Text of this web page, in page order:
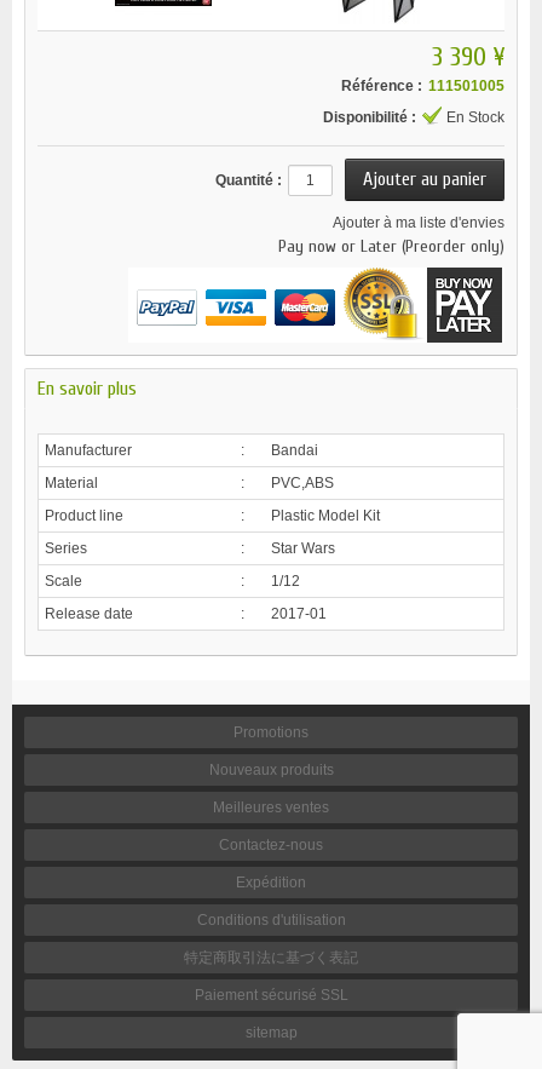
3 390 ¥
Référence : 111501005
Disponibilité :
En Stock
Quantité :
Ajouter à ma liste d'envies
Pay now or Later (Preorder only)
En savoir plus
Manufacturer :
Bandai
Material
:
PVC,ABS
Product line
:
Plastic Model Kit
Series
:
Star Wars
Scale
:
1/12
Release date
: 2017-01
Promotions
Nouveaux produits
Meilleures ventes
Contactez-nous
Expédition
Conditions d'utilisation
特定商取引法に基づく表記
Paiement sécurisé SSL
sitemap